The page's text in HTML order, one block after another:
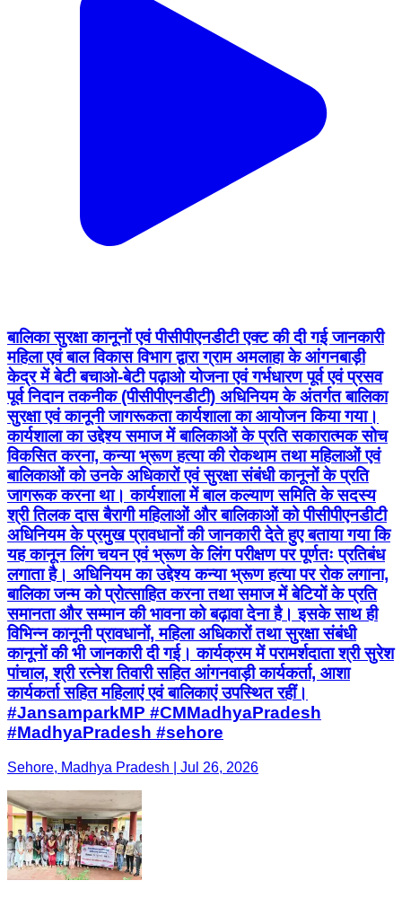
बालिका सुरक्षा कानूनों एवं पीसीपीएनडीटी एक्ट की दी गई जानकारी
महिला एवं बाल विकास विभाग द्वारा ग्राम अमलाहा के आंगनबाड़ी
केद्र में बेटी बचाओ-बेटी पढ़ाओ योजना एवं गर्भधारण पूर्व एवं प्रसव
पूर्व निदान तकनीक (पीसीपीएनडीटी) अधिनियम के अंतर्गत बालिका
सुरक्षा एवं कानूनी जागरूकता कार्यशाला का आयोजन किया गया।
कार्यशाला का उद्देश्य समाज में बालिकाओं के प्रति सकारात्मक सोच
विकसित करना, कन्या भ्रूण हत्या की रोकथाम तथा महिलाओं एवं
बालिकाओं को उनके अधिकारों एवं सुरक्षा संबंधी कानूनों के प्रति
जागरूक करना था। कार्यशाला में बाल कल्याण समिति के सदस्य
श्री तिलक दास बैरागी महिलाओं और बालिकाओं को पीसीपीएनडीटी
अधिनियम के प्रमुख प्रावधानों की जानकारी देते हुए बताया गया कि
यह कानून लिंग चयन एवं भ्रूण के लिंग परीक्षण पर पूर्णतः प्रतिबंध
लगाता है। अधिनियम का उद्देश्य कन्या भ्रूण हत्या पर रोक लगाना,
बालिका जन्म को प्रोत्साहित करना तथा समाज में बेटियों के प्रति
समानता और सम्मान की भावना को बढ़ावा देना है। इसके साथ ही
विभिन्न कानूनी प्रावधानों, महिला अधिकारों तथा सुरक्षा संबंधी
कानूनों की भी जानकारी दी गई। कार्यक्रम में परामर्शदाता श्री सुरेश
पांचाल, श्री रत्नेश तिवारी सहित आंगनवाड़ी कार्यकर्ता, आशा
कार्यकर्ता सहित महिलाएं एवं बालिकाएं उपस्थित रहीं।
#JansamparkMP #CMMadhyaPradesh
#MadhyaPradesh #sehore
Sehore, Madhya Pradesh | Jul 26, 2026